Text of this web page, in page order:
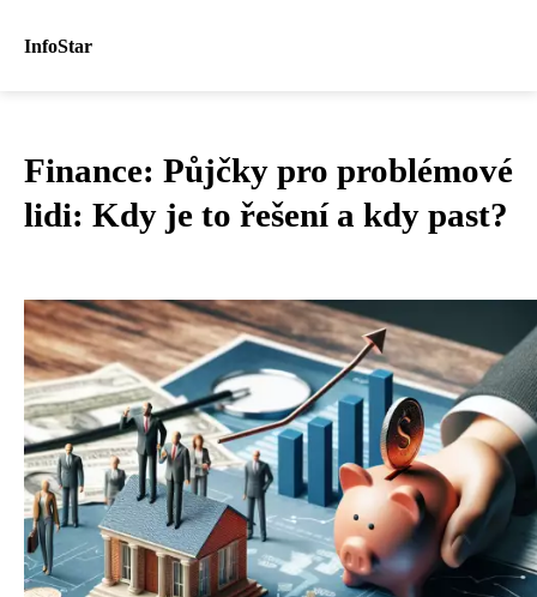
InfoStar
Finance: Půjčky pro problémové
lidi: Kdy je to řešení a kdy past?